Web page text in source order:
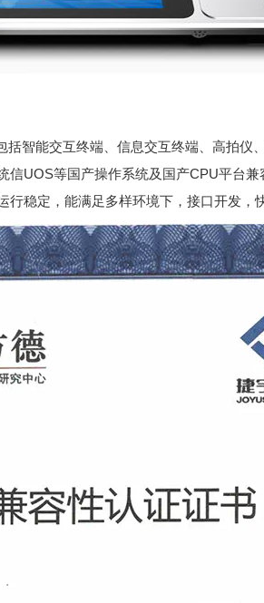
智能交互终端、信息交互终端、高拍仪
UOS等国产操作系统及国产CPU平台
稳定，能满足多样环境下，接口开发，